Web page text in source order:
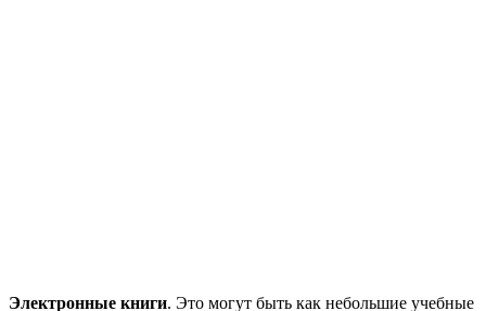
Электронные книги. Это могут быть как небольшие учебные